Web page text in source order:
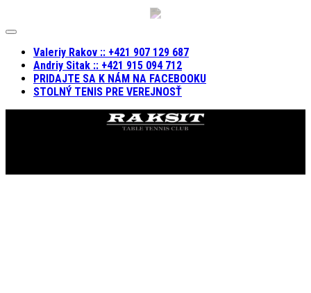
Expand
Valeriy Rakov :: +421 907 129 687
Andriy Sitak :: +421 915 094 712
PRIDAJTE SA K NÁM NA FACEBOOKU
STOLNÝ TENIS PRE VEREJNOSŤ